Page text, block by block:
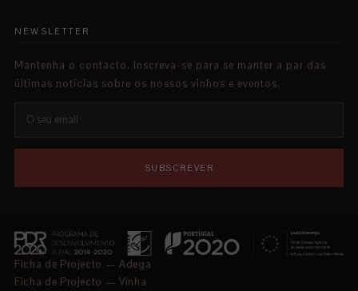
NEWSLETTER
Mantenha o contacto. Inscreva-se para se manter a par das
últimas notícias sobre os nossos vinhos e eventos.
SUBSCREVER
Ficha de Projecto — Adega
Ficha de Projecto — Vinha